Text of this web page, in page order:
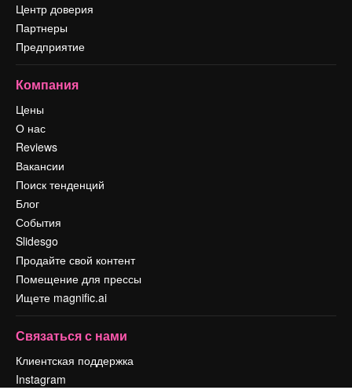
Центр доверия
Партнеры
Предприятие
Компания
Цены
О нас
Reviews
Вакансии
Поиск тенденций
Блог
События
Slidesgo
Продайте свой контент
Помещение для прессы
Ищете magnific.ai
Связаться с нами
Клиентская поддержка
Instagram